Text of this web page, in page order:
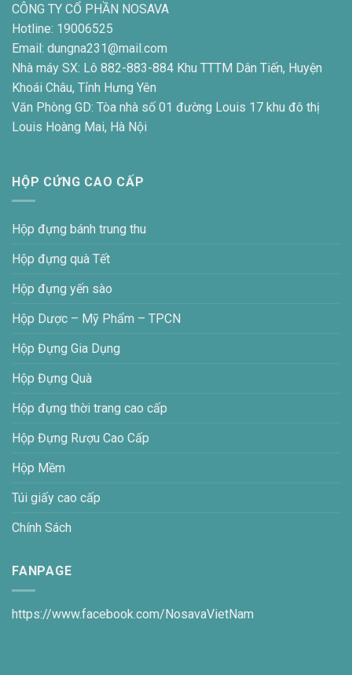
CÔNG TY CỔ PHẦN NOSAVA
Hotline: 19006525
Email: dungna231@mail.com
Nhà máy SX: Lô 882-883-884 Khu TTTM Dân Tiến, Huyện
Khoái Châu, Tỉnh Hưng Yên
Văn Phòng GD: Tòa nhà số 01 đường Louis 17 khu đô thị
Louis Hoàng Mai, Hà Nội
HỘP CỨNG CAO CẤP
Hộp đựng bánh trung thu
Hộp đựng quà Tết
Hộp đựng yến sào
Hộp Dược – Mỹ Phẩm – TPCN
Hộp Đựng Gia Dụng
Hộp Đựng Quà
Hộp đựng thời trang cao cấp
Hộp Đựng Rượu Cao Cấp
Hộp Mềm
Túi giấy cao cấp
Chính Sách
FANPAGE
https://www.facebook.com/NosavaVietNam